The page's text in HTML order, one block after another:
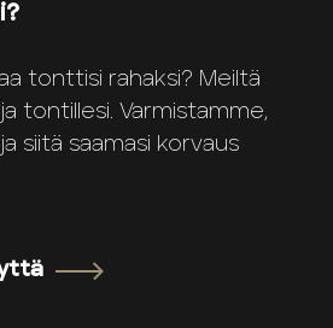
tonttisi rahaksi? Meiltä
tontillesi. Varmistamme,
siitä saamasi korvaus